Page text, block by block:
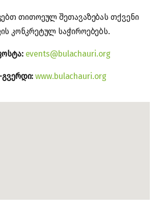
თითოეულ შეთავაზებას თქვენი
კონკრეტულ საჭიროებებს.
events@bulachauri.org
გვერდი: www.bulachauri.org